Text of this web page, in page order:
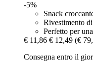
-5%
Snack
Rivestimento
Perfetto per
€ 11,86 € 12,49 (€
Consegna entro il